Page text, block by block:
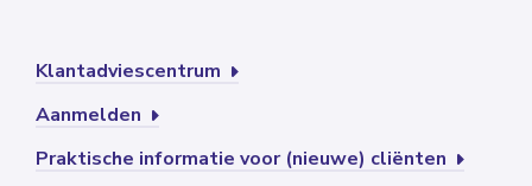
Klantadviescentrum
Aanmelden
Praktische informatie voor (nieuwe) cliënten